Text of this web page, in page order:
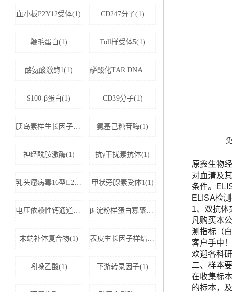
血小板P2Y12受体(1) CD247分子(1)
鞭毛蛋白(1) Toll样受体5(1)
酪氨酸激酶1(1) 磷酸化TAR DNA结合蛋白43(1)
S100-β蛋白(1) CD39分子(1)
胰岛素样生长因子结合蛋白5(1) 氨基己糖苷酶(1)
神经酰胺激酶(1) 抗γ干扰素抗体(1)
乳头瘤病毒16型L2蛋白(1) 甲状旁腺素受体1(1)
电压依赖性钙通道亚基α-2D1(1) β-淀粉样蛋白寡聚体(1)
末端补体复合物(1) 表皮生长因子样结构域蛋白7(1)
吲哚乙酸(1) 下游转录因子(1)
原鑫生物
对血清及
条件。
ELISA检
1、双抗体
凡购买本
测指标（
客户手中！
欢迎各科
二、样本
在收集标
的标本，